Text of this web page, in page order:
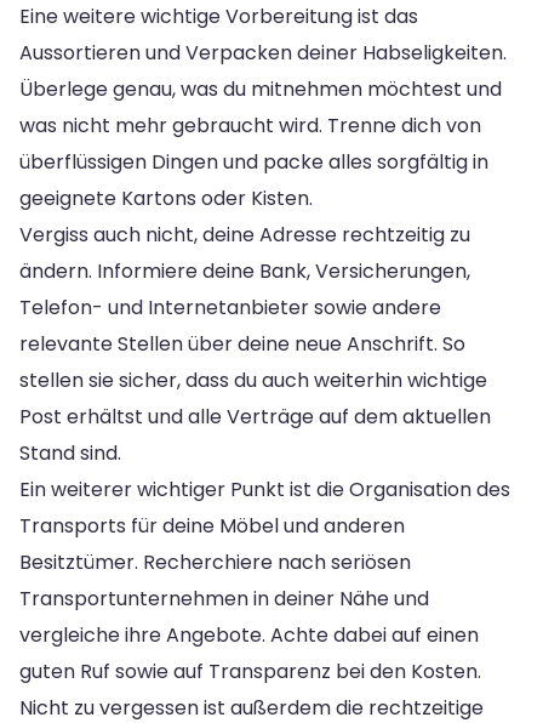
Eine weitere wichtige Vorbereitung ist das
Aussortieren und Verpacken deiner Habseligkeiten.
Überlege genau, was du mitnehmen möchtest und
was nicht mehr gebraucht wird. Trenne dich von
überflüssigen Dingen und packe alles sorgfältig in
geeignete Kartons oder Kisten.
Vergiss auch nicht, deine Adresse rechtzeitig zu
ändern. Informiere deine Bank, Versicherungen,
Telefon- und Internetanbieter sowie andere
relevante Stellen über deine neue Anschrift. So
stellen sie sicher, dass du auch weiterhin wichtige
Post erhältst und alle Verträge auf dem aktuellen
Stand sind.
Ein weiterer wichtiger Punkt ist die Organisation des
Transports für deine Möbel und anderen
Besitztümer. Recherchiere nach seriösen
Transportunternehmen in deiner Nähe und
vergleiche ihre Angebote. Achte dabei auf einen
guten Ruf sowie auf Transparenz bei den Kosten.
Nicht zu vergessen ist außerdem die rechtzeitige